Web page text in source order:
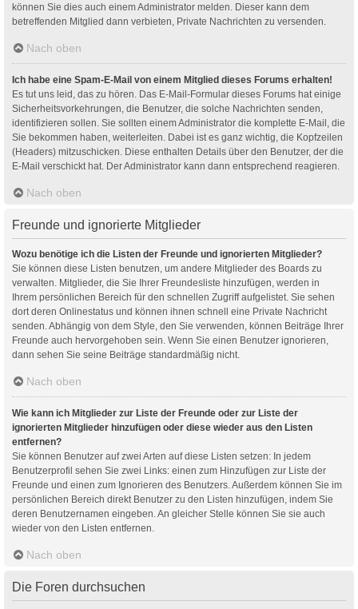
können Sie dies auch einem Administrator melden. Dieser kann dem
betreffenden Mitglied dann verbieten, Private Nachrichten zu versenden.
Nach oben
Ich habe eine Spam-E-Mail von einem Mitglied dieses Forums erhalten!
Es tut uns leid, das zu hören. Das E-Mail-Formular dieses Forums hat einige
Sicherheitsvorkehrungen, die Benutzer, die solche Nachrichten senden,
identifizieren sollen. Sie sollten einem Administrator die komplette E-Mail, die
Sie bekommen haben, weiterleiten. Dabei ist es ganz wichtig, die Kopfzeilen
(Headers) mitzuschicken. Diese enthalten Details über den Benutzer, der die
E-Mail verschickt hat. Der Administrator kann dann entsprechend reagieren.
Nach oben
Freunde und ignorierte Mitglieder
Wozu benötige ich die Listen der Freunde und ignorierten Mitglieder?
Sie können diese Listen benutzen, um andere Mitglieder des Boards zu
verwalten. Mitglieder, die Sie Ihrer Freundesliste hinzufügen, werden in
Ihrem persönlichen Bereich für den schnellen Zugriff aufgelistet. Sie sehen
dort deren Onlinestatus und können ihnen schnell eine Private Nachricht
senden. Abhängig von dem Style, den Sie verwenden, können Beiträge Ihrer
Freunde auch hervorgehoben sein. Wenn Sie einen Benutzer ignorieren,
dann sehen Sie seine Beiträge standardmäßig nicht.
Nach oben
Wie kann ich Mitglieder zur Liste der Freunde oder zur Liste der
ignorierten Mitglieder hinzufügen oder diese wieder aus den Listen
entfernen?
Sie können Benutzer auf zwei Arten auf diese Listen setzen: In jedem
Benutzerprofil sehen Sie zwei Links: einen zum Hinzufügen zur Liste der
Freunde und einen zum Ignorieren des Benutzers. Außerdem können Sie im
persönlichen Bereich direkt Benutzer zu den Listen hinzufügen, indem Sie
deren Benutzernamen eingeben. An gleicher Stelle können Sie sie auch
wieder von den Listen entfernen.
Nach oben
Die Foren durchsuchen